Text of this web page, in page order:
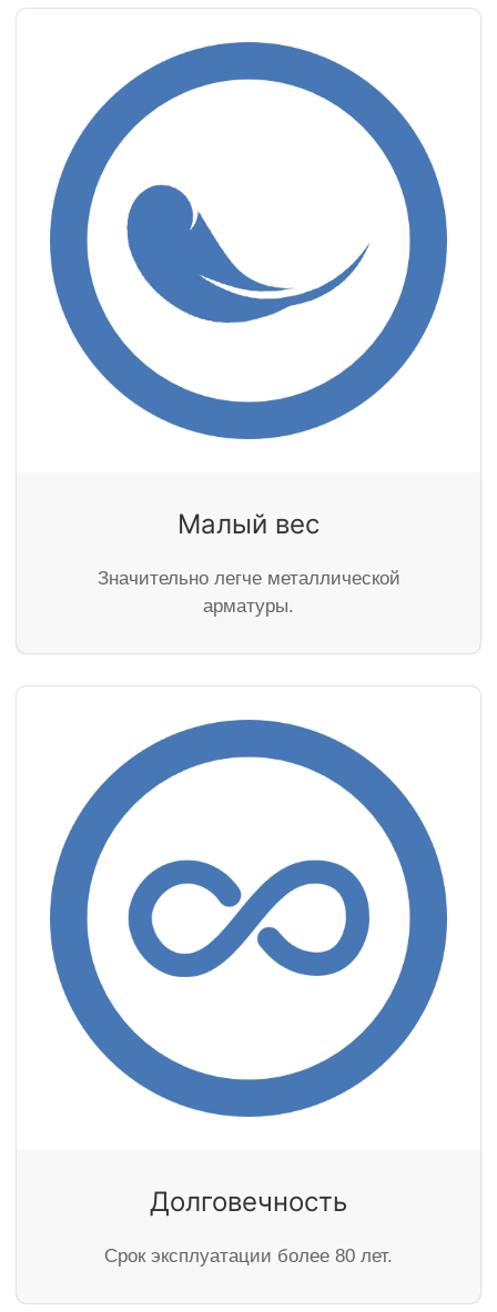
Малый вес
Значительно легче металлической
арматуры.
Долговечность
Cрок эксплуатации более 80 лет.